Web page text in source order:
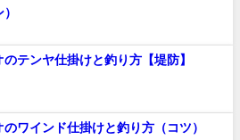
のテンヤ仕掛けと釣り方【堤防】
のワインド仕掛けと釣り方（コツ）